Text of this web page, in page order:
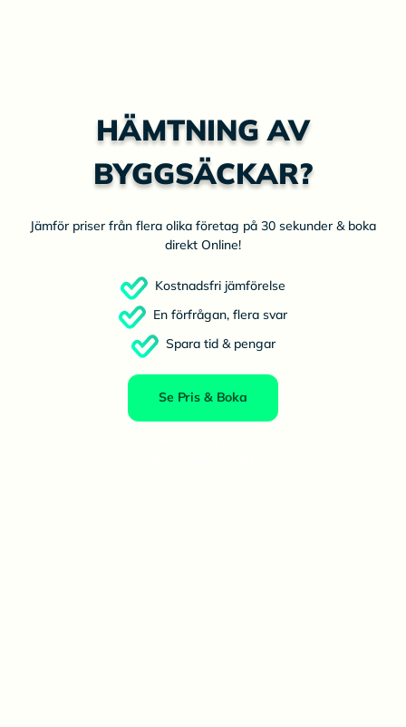
HÄMTNING AV
BYGGSÄCKAR?
Jämför priser från flera olika företag på 30 sekunder & boka
direkt Online!
Kostnadsfri jämförelse
En förfrågan, flera svar
Spara tid & pengar
Se Pris & Boka